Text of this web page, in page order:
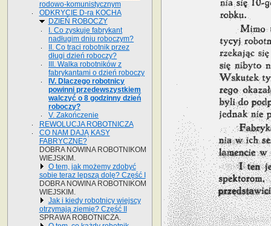
rodowo-komunistycznym
ODKRYCIE D-ra KOCHA
DZIEŃ ROBOCZY
I. Co zyskuje fabrykant
nadługim dniu roboczym?
II. Co traci robotnik przez
długi dzień roboczy?
III. Walka robotników z
fabrykantami o dzień roboczy
IV. Dlaczego robotnicy
powinni przedewszystkiem
walczyć o 8 godzinny dzień
roboczy?
V. Zakończenie
REWOLUCJA ROBOTNICZA
CO NAM DAJĄ KASY
FABRYCZNE?
DOBRA NOWINA ROBOTNIKOM
WIEJSKIM.
O tem, jak możemy zdobyć
sobie teraz lepszą dolę? Część I
DOBRA NOWINA ROBOTNIKOM
WIEJSKIM.
Jak i kiedy robotnicy wiejscy
otrzymają ziemię? Część II
SPRAWA ROBOTNICZA.